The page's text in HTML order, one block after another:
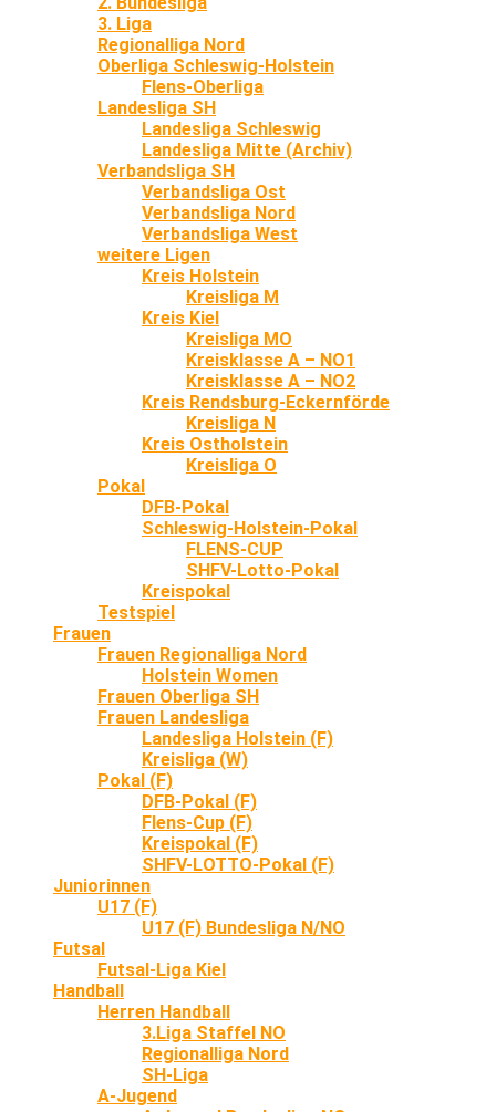
3. Liga
Regionalliga Nord
Oberliga Schleswig-Holstein
Flens-Oberliga
Landesliga SH
Landesliga Schleswig
Landesliga Mitte (Archiv)
Verbandsliga SH
Verbandsliga Ost
Verbandsliga Nord
Verbandsliga West
weitere Ligen
Kreis Holstein
Kreisliga M
Kreis Kiel
Kreisliga MO
Kreisklasse A – NO1
Kreisklasse A – NO2
Kreis Rendsburg-Eckernförde
Kreisliga N
Kreis Ostholstein
Kreisliga O
Pokal
DFB-Pokal
Schleswig-Holstein-Pokal
FLENS-CUP
SHFV-Lotto-Pokal
Kreispokal
Testspiel
Frauen
Frauen Regionalliga Nord
Holstein Women
Frauen Oberliga SH
Frauen Landesliga
Landesliga Holstein (F)
Kreisliga (W)
Pokal (F)
DFB-Pokal (F)
Flens-Cup (F)
Kreispokal (F)
SHFV-LOTTO-Pokal (F)
Juniorinnen
U17 (F)
U17 (F) Bundesliga N/NO
Futsal
Futsal-Liga Kiel
Handball
Herren Handball
3.Liga Staffel NO
Regionalliga Nord
SH-Liga
A-Jugend